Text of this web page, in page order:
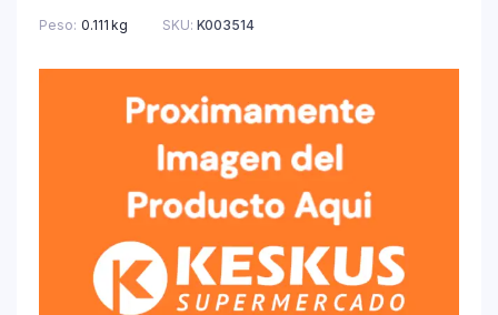
Peso 0.111 kg SKU: K003514